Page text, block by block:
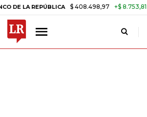
REPÚBLICA $ 408.498,97 +$ 8.753,81 +2,19%